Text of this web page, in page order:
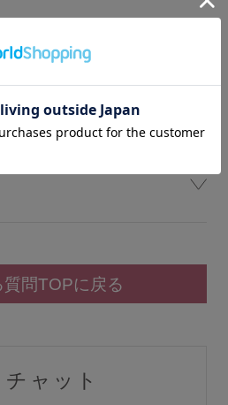
況について
質問TOPに戻る
チャット